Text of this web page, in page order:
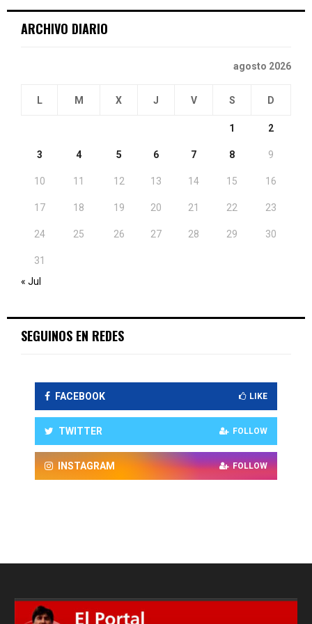
ARCHIVO DIARIO
agosto 2026
L M X J V S D
1 2
3 4 5 6 7 8 9
10 11 12 13 14 15 16
17 18 19 20 21 22 23
24 25 26 27 28 29 30
31
« Jul
SEGUINOS EN REDES
FACEBOOK LIKE
TWITTER FOLLOW
INSTAGRAM FOLLOW